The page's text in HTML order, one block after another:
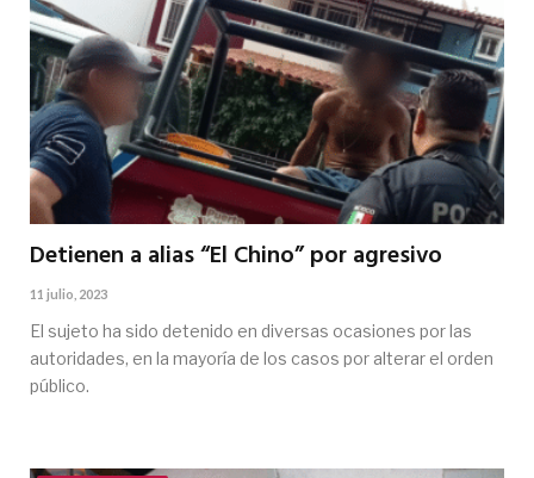
Detienen a alias “El Chino” por agresivo
11 julio, 2023
El sujeto ha sido detenido en diversas ocasiones por las
autoridades, en la mayoría de los casos por alterar el orden
público.